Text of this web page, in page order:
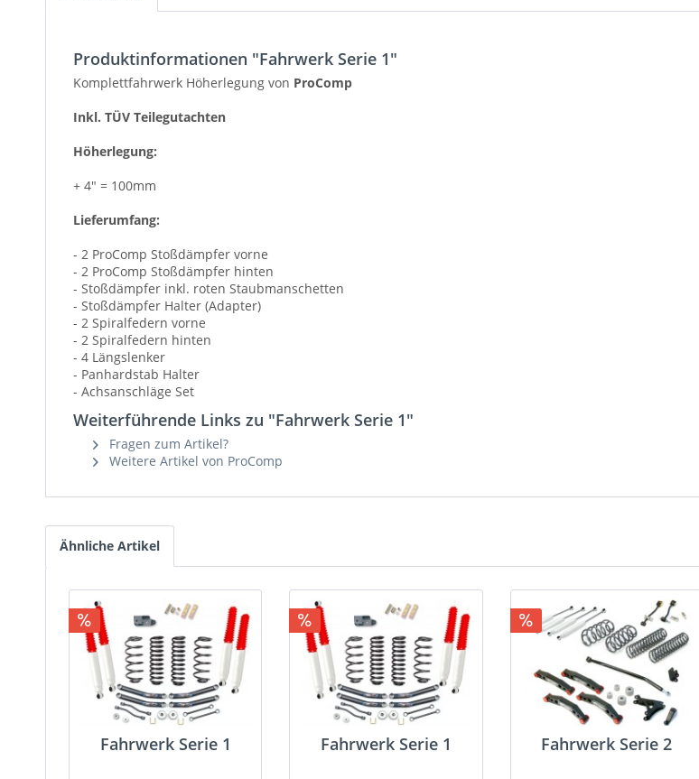
Produktinformationen "Fahrwerk Serie 1"
Komplettfahrwerk Höherlegung von ProComp
Inkl. TÜV Teilegutachten
Höherlegung:
+ 4" = 100mm
Lieferumfang:
- 2 ProComp Stoßdämpfer vorne
- 2 ProComp Stoßdämpfer hinten
- Stoßdämpfer inkl. roten Staubmanschetten
- Stoßdämpfer Halter (Adapter)
- 2 Spiralfedern vorne
- 2 Spiralfedern hinten
- 4 Längslenker
- Panhardstab Halter
- Achsanschläge Set
Weiterführende Links zu "Fahrwerk Serie 1"
Fragen zum Artikel?
Weitere Artikel von ProComp
Ähnliche Artikel
Fahrwerk Serie 1 Fahrwerk Serie 1 Fahrwerk Serie 2